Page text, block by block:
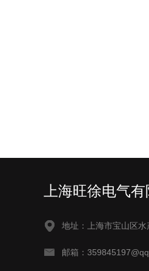
上海旺徐电气
地址：上海市宝山区
邮箱：